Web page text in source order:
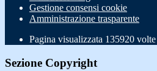
Gestione consensi cookie
Amministrazione trasparente
Pagina visualizzata 135920 volte
Sezione Copyright